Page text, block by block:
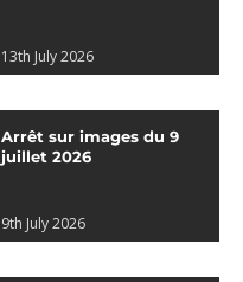
13th July 2026
Arrêt sur images du 9
juillet 2026
9th July 2026